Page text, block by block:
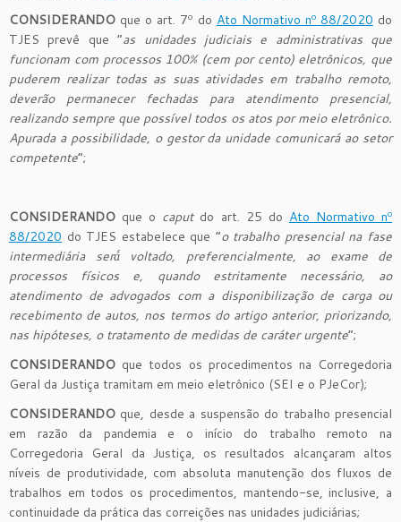
CONSIDERANDO que o art. 7º do Ato Normativo nº 88/2020 do
TJES prevê que “as unidades judiciais e administrativas que
funcionam com processos 100% (cem por cento) eletrônicos, que
puderem realizar todas as suas atividades em trabalho remoto,
deverão permanecer fechadas para atendimento presencial,
realizando sempre que possível todos os atos por meio eletrônico.
Apurada a possibilidade, o gestor da unidade comunicará ao setor
competente”;
CONSIDERANDO que o caputdo art. 25 do Ato Normativo nº
88/2020 do TJES estabelece que “o trabalho presencial na fase
intermediária será́ voltado, preferencialmente, ao exame de
processos físicos e, quando estritamente necessário, ao
atendimento de advogados com a disponibilização de carga ou
recebimento de autos, nos termos do artigo anterior, priorizando,
nas hipóteses, o tratamento de medidas de caráter urgente”;
CONSIDERANDO que todos os procedimentos na Corregedoria
Geral da Justiça tramitam em meio eletrônico (SEI e o PJeCor);
CONSIDERANDO que, desde a suspensão do trabalho presencial
em razão da pandemia e o início do trabalho remoto na
Corregedoria Geral da Justiça, os resultados alcançaram altos
níveis de produtividade, com absoluta manutenção dos fluxos de
trabalhos em todos os procedimentos, mantendo-se, inclusive, a
continuidade da prática das correições nas unidades judiciárias;